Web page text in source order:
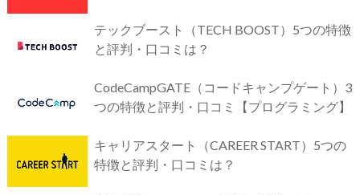
テックブースト（TECH BOOST）5つの特徴
と評判・口コミは？
CodeCampGATE（コードキャンプゲート）3
つの特徴と評判・口コミ【プログラミング】
キャリアスタート（CAREER START）5つの
特徴と評判・口コミは？